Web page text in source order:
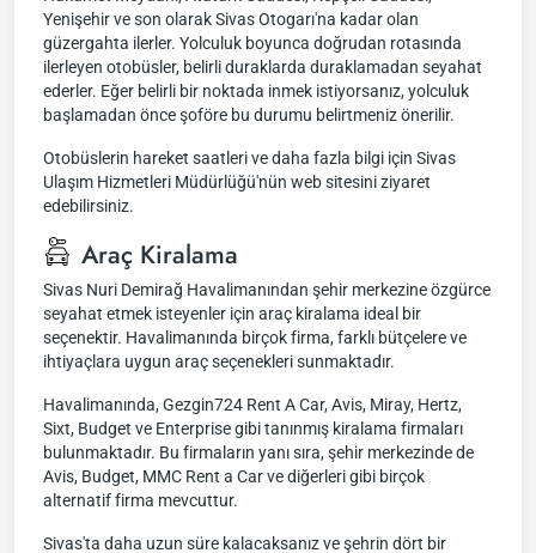
Yenişehir ve son olarak Sivas Otogarı'na kadar olan
güzergahta ilerler. Yolculuk boyunca doğrudan rotasında
ilerleyen otobüsler, belirli duraklarda duraklamadan seyahat
ederler. Eğer belirli bir noktada inmek istiyorsanız, yolculuk
başlamadan önce şoföre bu durumu belirtmeniz önerilir.
Otobüslerin hareket saatleri ve daha fazla bilgi için Sivas
Ulaşım Hizmetleri Müdürlüğü'nün web sitesini ziyaret
edebilirsiniz.
Araç Kiralama
Sivas Nuri Demirağ Havalimanından şehir merkezine özgürce
seyahat etmek isteyenler için araç kiralama ideal bir
seçenektir. Havalimanında birçok firma, farklı bütçelere ve
ihtiyaçlara uygun araç seçenekleri sunmaktadır.
Havalimanında, Gezgin724 Rent A Car, Avis, Miray, Hertz,
Sixt, Budget ve Enterprise gibi tanınmış kiralama firmaları
bulunmaktadır. Bu firmaların yanı sıra, şehir merkezinde de
Avis, Budget, MMC Rent a Car ve diğerleri gibi birçok
alternatif firma mevcuttur.
Sivas'ta daha uzun süre kalacaksanız ve şehrin dört bir